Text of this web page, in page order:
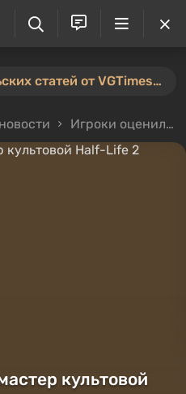
⚡️ Конкурс пользовательских статей от VGTimes продлён — участвуйте тут ⚡️
Игроки оценили ремастер культовой Half-Life 2
культовой